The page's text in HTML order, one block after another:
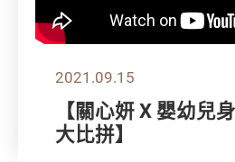
2021.09.15
【關心妍 X 嬰幼兒
大比拼】